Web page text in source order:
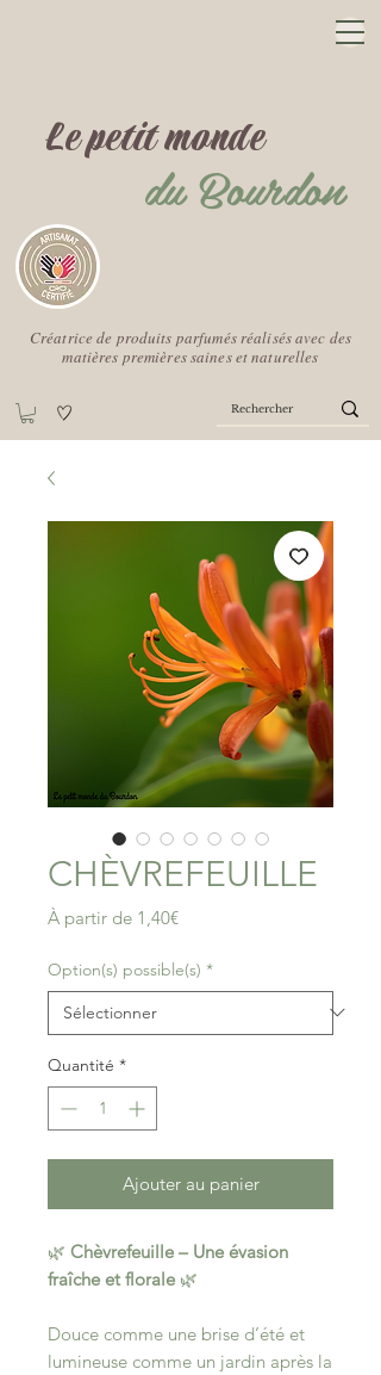
Créatrice de produits parfumés réalisés avec des
matières premières saines et naturelles
Le petit monde
du Bourdon
CHÈVREFEUILLE
À partir de 1,40€Prix
Option(s) possible(s) *
Quantité *
Ajouter au panier
🌿 Chèvrefeuille – Une évasion
fraîche et florale 🌿
Douce comme une brise d’été et
lumineuse comme un jardin après la